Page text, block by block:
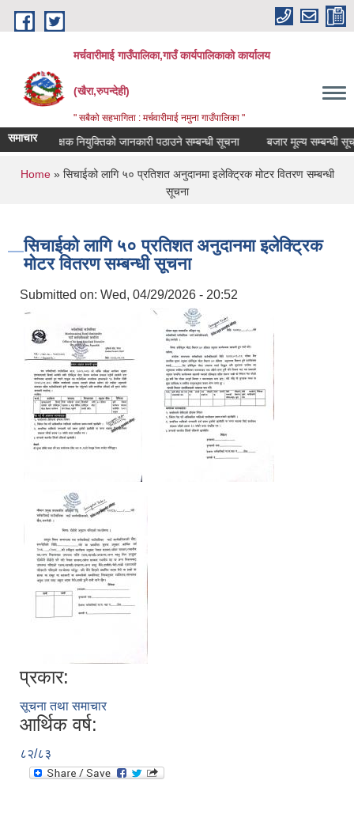
Skip to main content
मर्चवारीमाई गाउँपालिका,गाउँ कार्यपालिकाको कार्यालय
(खैरा,रुपन्देही)
" सबैको सहभागिता : मर्चवारीमाई नमुना गाउँपालिका "
समाचार
लेखा परीक्षक नियुक्तिको जानकारी पठाउने सम्बन्धी सूचना बजार मूल्य सम्बन्धी सूचना..
You are here
Home» सिचाईको लागि ५० प्रतिशत अनुदानमा इलेक्ट्रिक मोटर वितरण सम्बन्धी
सूचना
सिचाईको लागि ५० प्रतिशत अनुदानमा इलेक्ट्रिक
मोटर वितरण सम्बन्धी सूचना
Submitted on: Wed, 04/29/2026 - 20:52
प्रकार:
सूचना तथा समाचार
आर्थिक वर्ष:
८२/८३